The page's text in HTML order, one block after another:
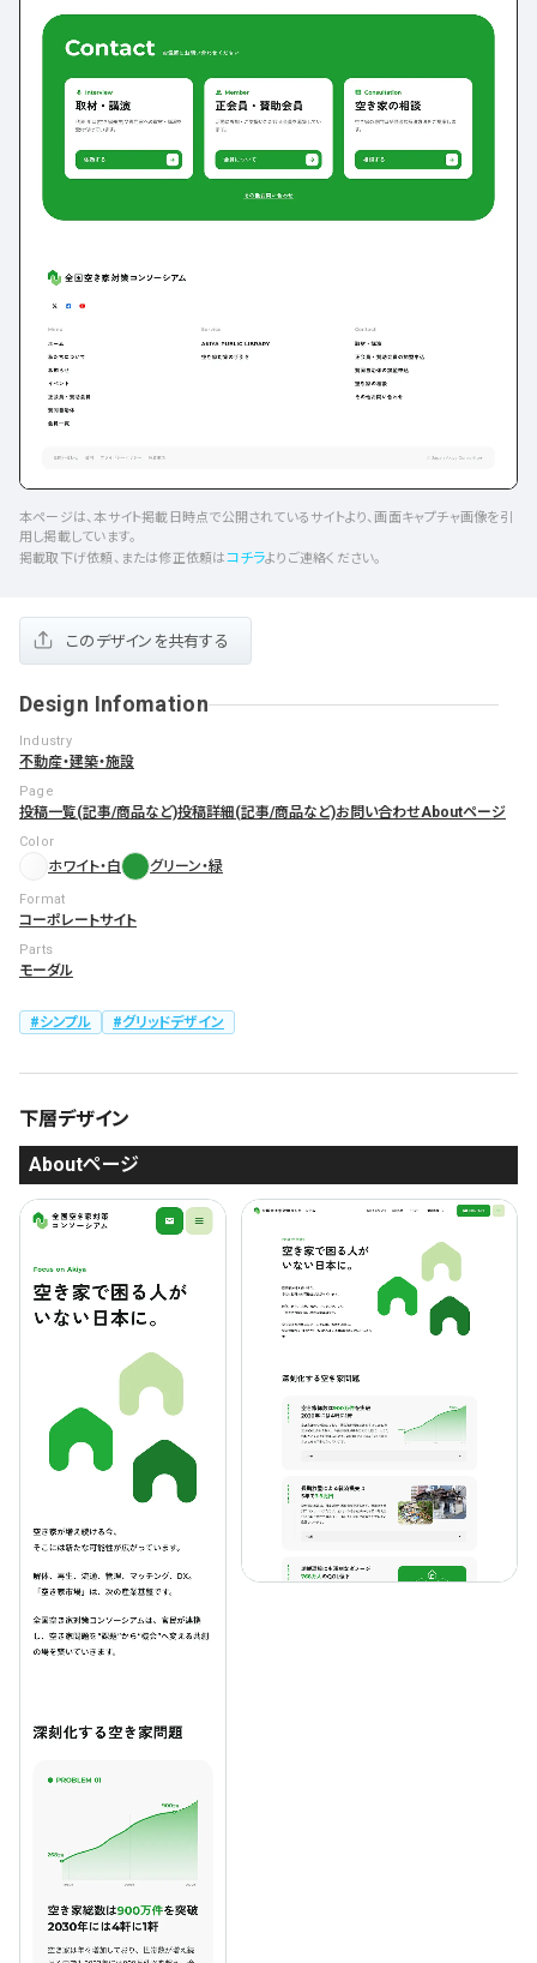
本ページは、本サイト掲載日時点で公開されているサイトより、画面キャプチャ画像を引
用し掲載しています。
掲載取下げ依頼、または修正依頼はコチラよりご連絡ください。
このデザインを共有する
Design Infomation
Industry
不動産・建築・施設
Page
投稿一覧(記事/商品など)投稿詳細(記事/商品など)お問い合わせAboutページ
Color
ホワイト・白 グリーン・緑
Format
コーポレートサイト
Parts
モーダル
シンプル グリッドデザイン
下層デザイン
Aboutページ